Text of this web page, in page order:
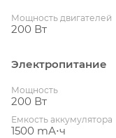
Мощность двигателей
200 Вт
Электропитание
Мощность
200 Вт
Емкость аккумулятора
1500 mА⋅ч